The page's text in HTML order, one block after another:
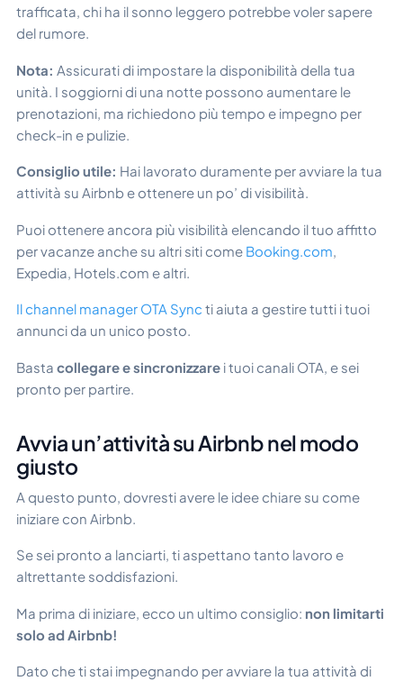
trafficata, chi ha il sonno leggero potrebbe voler sapere
del rumore.
Nota: Assicurati di impostare la disponibilità della tua
unità. I soggiorni di una notte possono aumentare le
prenotazioni, ma richiedono più tempo e impegno per
check-in e pulizie.
Consiglio utile: Hai lavorato duramente per avviare la tua
attività su Airbnb e ottenere un po’ di visibilità.
Puoi ottenere ancora più visibilità elencando il tuo affitto
per vacanze anche su altri siti come Booking.com
Expedia, Hotels.com e altri.
Il channel manager OTA Sync ti aiuta a gestire tutti i tuoi
annunci da un unico posto.
Basta collegare e sincronizzare i tuoi canali OTA, e sei
pronto per partire.
Avvia un’attività su Airbnb nel modo
giusto
A questo punto, dovresti avere le idee chiare su come
iniziare con Airbnb.
Se sei pronto a lanciarti, ti aspettano tanto lavoro e
altrettante soddisfazioni.
Ma prima di iniziare, ecco un ultimo consiglio: non limitarti
solo ad Airbnb!
Dato che ti stai impegnando per avviare la tua attività di